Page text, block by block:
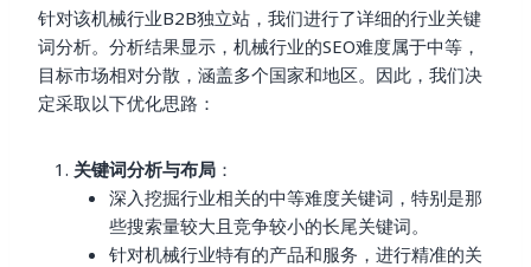
针对该机械行业B2B独立站，我们进行了详细的行业关键
词分析。分析结果显示，机械行业的SEO难度属于中等，
目标市场相对分散，涵盖多个国家和地区。因此，我们决
定采取以下优化思路：
关键词分析与布局 ：
深入挖掘行业相关的中等难度关键词，特别是那
些搜索量较大且竞争较小的长尾关键词。
针对机械行业特有的产品和服务，进行精准的关